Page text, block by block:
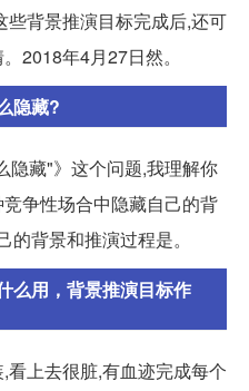
背景推演目标完成后,还可
2018年4月27日然。
隐藏?
隐藏"》这个问题,我理解你
争性场合中隐藏自己的背
背景和推演过程是。
么用，背景推演目标作
上去很脏,有血迹完成每个